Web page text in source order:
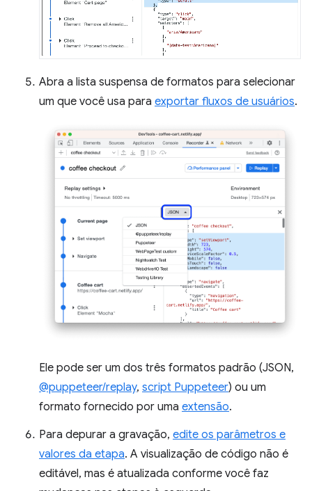
Abra a lista suspensa de formatos para selecionar
um que você usa para exportar fluxos de usuários.
Ele pode ser um dos três formatos padrão (JSON,
@puppeteer/replay, script Puppeteer) ou um
formato fornecido por uma extensão.
Para depurar a gravação, edite os parâmetros e
valores da etapa. A visualização de código não é
editável, mas é atualizada conforme você faz